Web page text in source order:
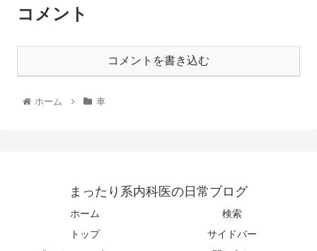
コメント
コメントを書き込む
ホーム 車
まったり系内科医の日常ブログ
ホーム
検索
トップ
サイドバー